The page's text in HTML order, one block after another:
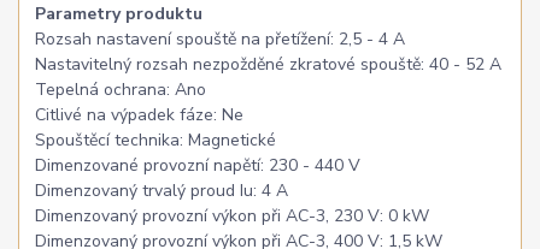
Parametry produktu
Rozsah nastavení spouště na přetížení: 2,5 - 4 A
Nastavitelný rozsah nezpožděné zkratové spouště: 40 - 52 A
Tepelná ochrana: Ano
Citlivé na výpadek fáze: Ne
Spouštěcí technika: Magnetické
Dimenzované provozní napětí: 230 - 440 V
Dimenzovaný trvalý proud Iu: 4 A
Dimenzovaný provozní výkon při AC-3, 230 V: 0 kW
Dimenzovaný provozní výkon při AC-3, 400 V: 1,5 kW